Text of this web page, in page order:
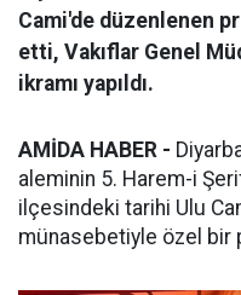
Cami'de düzenlenen
etti, Vakıflar Genel
ikramı yapıldı.
AMİDA HABER -
aleminin 5. Harem-i
ilçesindeki tarihi Ulu
münasebetiyle özel bir